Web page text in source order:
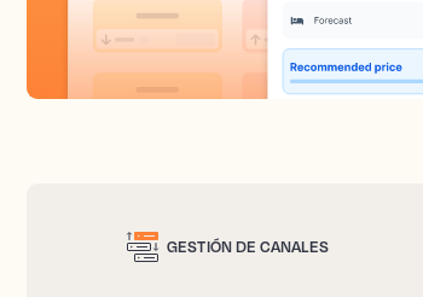
GESTIÓN DE CANALES